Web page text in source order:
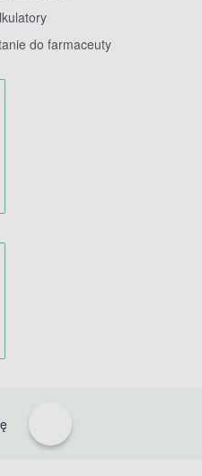
do farmaceuty